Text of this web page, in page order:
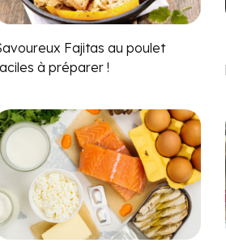
Fajitas au poulet
à préparer !